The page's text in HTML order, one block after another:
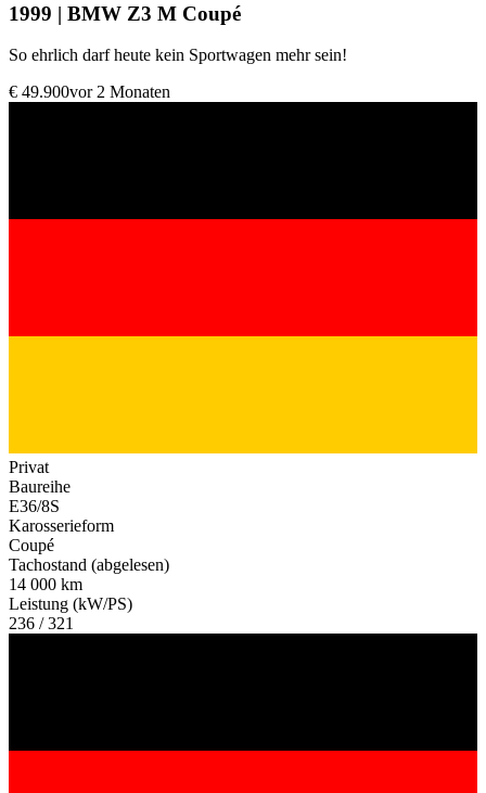
1999 | BMW Z3 M Coupé
So ehrlich darf heute kein Sportwagen mehr sein!
€ 49.900vor 2 Monaten
Privat
Baureihe
E36/8S
Karosserieform
Coupé
Tachostand (abgelesen)
14 000 km
Leistung (kW/PS)
236 / 321